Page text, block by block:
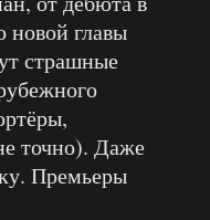
главы
страшные
точно). Даже
Премьеры